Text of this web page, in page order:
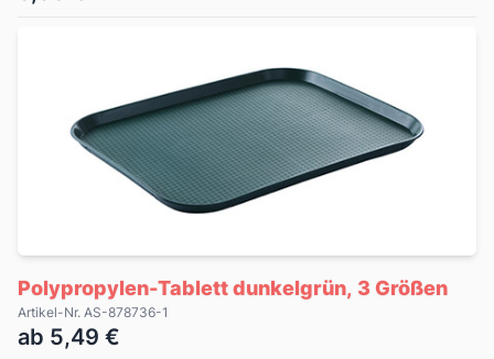
Polypropylen-Tablett dunkelgrün, 3 Größen
Artikel-Nr. AS-878736-1
ab 5,49 €